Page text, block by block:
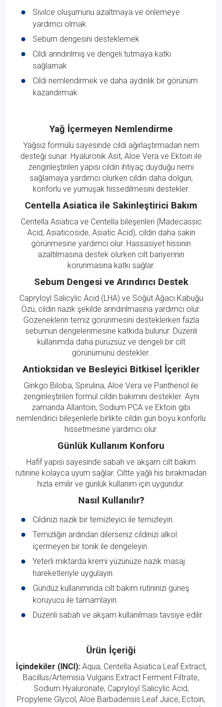
Sivilce oluşumunu azaltmaya ve önlemeye
yardımcı olmak
Sebum dengesini desteklemek
Cildi arındırılmış ve dengeli tutmaya katkı
sağlamak
Cildi nemlendirmek ve daha aydınlık bir görünüm
kazandırmak
Yağ İçermeyen Nemlendirme
Yağsız formülü sayesinde cildi ağırlaştırmadan nem
desteği sunar. Hyalüronik Asit, Aloe Vera ve Ektoin ile
zenginleştirilen yapısı cildin ihtiyaç duyduğu nemi
sağlamaya yardımcı olurken cildin daha dolgun,
konforlu ve yumuşak hissedilmesini destekler.
Centella Asiatica ile Sakinleştirici Bakım
Centella Asiatica ve Centella bileşenleri (Madecassic
Acid, Asiaticoside, Asiatic Acid), cildin daha sakin
görünmesine yardımcı olur. Hassasiyet hissinin
azaltılmasına destek olurken cilt bariyerinin
korunmasına katkı sağlar.
Sebum Dengesi ve Arındırıcı Destek
Capryloyl Salicylic Acid (LHA) ve Söğüt Ağacı Kabuğu
Özü, cildin nazik şekilde arındırılmasına yardımcı olur.
Gözeneklerin temiz görünmesini desteklerken fazla
sebumun dengelenmesine katkıda bulunur. Düzenli
kullanımda daha pürüzsüz ve dengeli bir cilt
görünümünü destekler.
Antioksidan ve Besleyici Bitkisel İçerikler
Ginkgo Biloba, Spirulina, Aloe Vera ve Panthenol ile
zenginleştirilen formül cildin bakımını destekler. Aynı
zamanda Allantoin, Sodium PCA ve Ektoin gibi
nemlendirici bileşenlerle birlikte cildin gün boyu konforlu
hissetmesine yardımcı olur.
Günlük Kullanım Konforu
Hafif yapısı sayesinde sabah ve akşam cilt bakım
rutinine kolayca uyum sağlar. Ciltte yağlı his bırakmadan
hızla emilir ve günlük kullanım için uygundur.
Nasıl Kullanılır?
Cildinizi nazik bir temizleyici ile temizleyin.
Temizliğin ardından dilerseniz cildinizi alkol
içermeyen bir tonik ile dengeleyin.
Yeterli miktarda kremi yüzünüze nazik masaj
hareketleriyle uygulayın.
Gündüz kullanımında cilt bakım rutininizi güneş
koruyucu ile tamamlayın.
Düzenli sabah ve akşam kullanılması tavsiye edilir.
Ürün İçeriği
İçindekiler (INCI):Aqua, Centella Asiatica Leaf Extract,
Bacillus/Artemisia Vulgaris Extract Ferment Filtrate,
Sodium Hyaluronate, Capryloyl Salicylic Acid,
Propylene Glycol, Aloe Barbadensis Leaf Juice, Ectoin,